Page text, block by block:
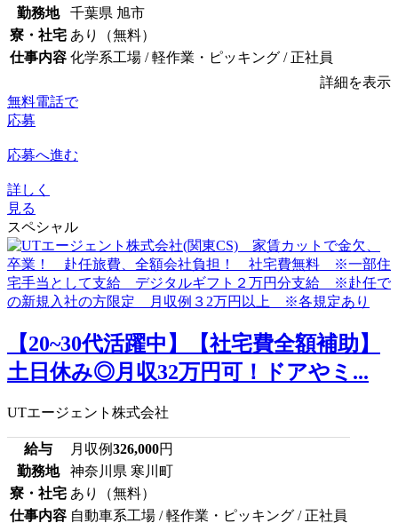
勤務地
千葉県 旭市
寮・社宅 あり（無料）
仕事内容 化学系工場 / 軽作業・ピッキング / 正社員
詳細を表示
無料電話で
応募
応募へ進む
詳しく
見る
スペシャル
【20~30代活躍中】【社宅費全額補助】
土日休み◎月収32万円可！ドアやミ...
UTエージェント株式会社
給与 月収例326,000円
勤務地
神奈川県 寒川町
寮・社宅 あり（無料）
仕事内容 自動車系工場 / 軽作業・ピッキング / 正社員